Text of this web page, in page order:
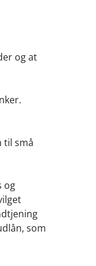
og at
til små
og
som